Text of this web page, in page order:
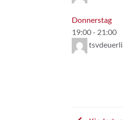
Donnerstag
19:00- 21:00